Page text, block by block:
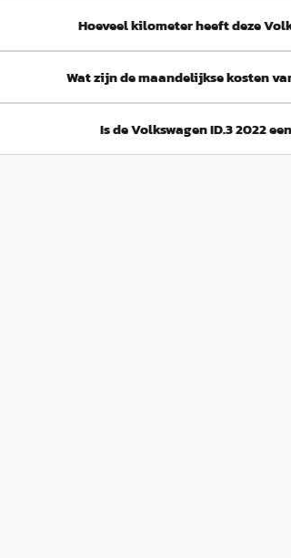
Hoeveel kilometer heeft deze
Wat zijn de maandelijkse kosten
Is de Volkswagen ID.3 2022